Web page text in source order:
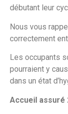
débutant leur
Nous vous
correctement
Les occupants
pourraient y
dans un état
Accueil assuré